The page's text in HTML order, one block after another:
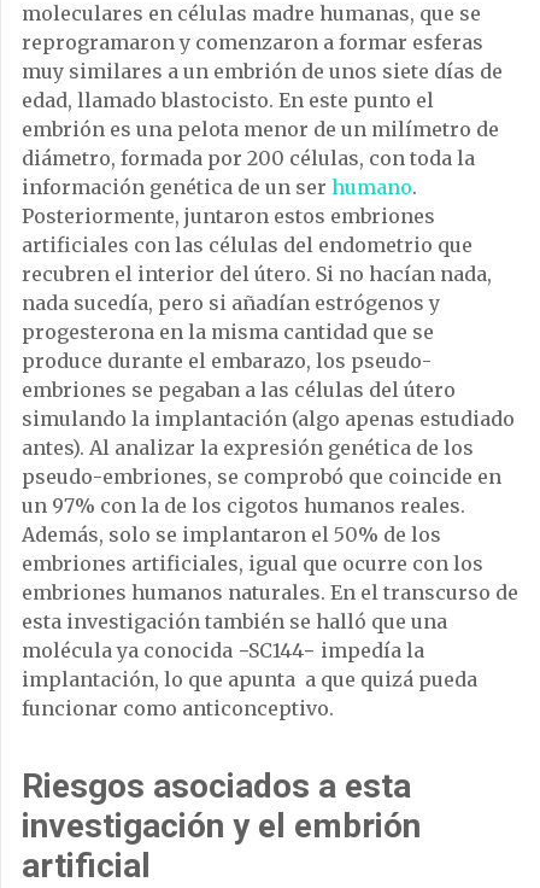
moleculares en células madre humanas, que se
reprogramaron y comenzaron a formar esferas
muy similares a un embrión de unos siete días de
edad, llamado blastocisto. En este punto el
embrión es una pelota menor de un milímetro de
diámetro, formada por 200 células, con toda la
información genética de un ser humano.
Posteriormente, juntaron estos embriones
artificiales con las células del endometrio que
recubren el interior del útero. Si no hacían nada,
nada sucedía, pero si añadían estrógenos y
progesterona en la misma cantidad que se
produce durante el embarazo, los pseudo-
embriones se pegaban a las células del útero
simulando la implantación (algo apenas estudiado
antes). Al analizar la expresión genética de los
pseudo-embriones, se comprobó que coincide en
un 97% con la de los cigotos humanos reales.
Además, solo se implantaron el 50% de los
embriones artificiales, igual que ocurre con los
embriones humanos naturales. En el transcurso de
esta investigación también se halló que una
molécula ya conocida −SC144− impedía la
implantación, lo que apunta a que quizá pueda
funcionar como anticonceptivo.
Riesgos asociados a esta
investigación y el embrión
artificial